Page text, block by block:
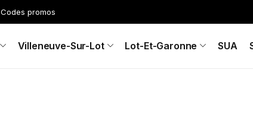
Codes promos
Villeneuve-Sur-Lot Lot-Et-Garonne SUA